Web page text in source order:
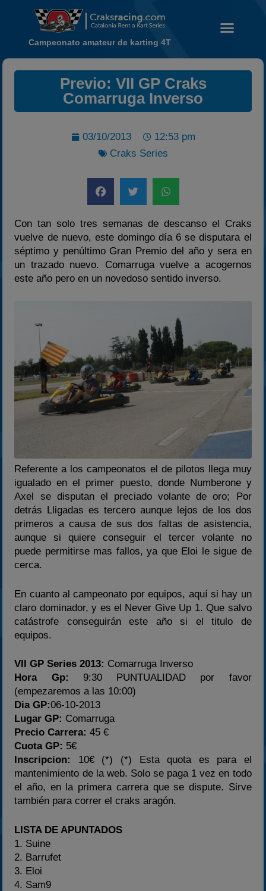
Noticias
Calendario
Carreras finalizadas
Campeonato
Temporada 2026
2022
2023
Preguntas Frecuentes
Campeonato amateur de karting 4T
Previo: VII GP Craks
Comarruga Inverso
03/10/2013
12:53 pm
Craks Series
Con tan solo tres semanas de descanso el Craks
vuelve de nuevo, este domingo día 6 se disputara el
séptimo y penúltimo Gran Premio del año y sera en
un trazado nuevo. Comarruga vuelve a acogernos
este año pero en un novedoso sentido inverso.
Referente a los campeonatos el de pilotos llega muy
igualado en el primer puesto, donde Numberone y
Axel se disputan el preciado volante de oro; Por
detrás Lligadas es tercero aunque lejos de los dos
primeros a causa de sus dos faltas de asistencia,
aunque si quiere conseguir el tercer volante no
puede permitirse mas fallos, ya que Eloi le sigue de
cerca.
En cuanto al campeonato por equipos, aquí si hay un
claro dominador, y es el Never Give Up 1. Que salvo
catástrofe conseguirán este año si el titulo de
equipos.
VII GP Series 2013: Comarruga Inverso
Hora Gp: 9:30 PUNTUALIDAD por favor
(empezaremos a las 10:00)
Dia GP:06-10-2013
Lugar GP: Comarruga
Precio Carrera: 45 €
Cuota GP: 5€
Inscripcion:
10€ (*) (*) Esta quota es para el
mantenimiento de la web. Solo se paga 1 vez en todo
el año, en la primera carrera que se dispute. Sirve
también para correr el craks aragón.
LISTA DE APUNTADOS
1. Suine
2. Barrufet
3. Eloi
4. Sam9